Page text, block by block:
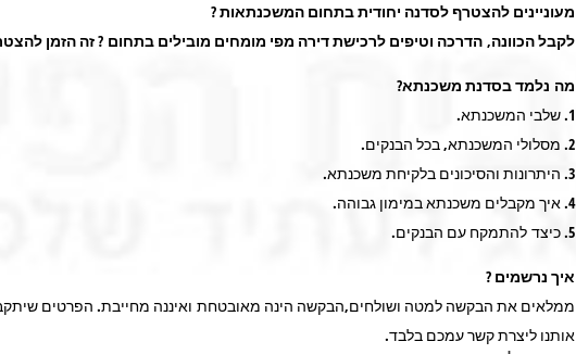
מעוניינים להצטרף לסדנה יחודית בתחום המשכנתאות ?
לקבל הכוונה, הדרכה וטיפים לרכישת דירה מפי מומחים מובילים בתחום ? זה הזמן
מה נלמד בסדנת משכנתא?
1. שלבי המשכנתא.
2. מסלולי המשכנתא, בכל הבנקים.
3. היתרונות והסיכונים בלקיחת משכנתא.
4. איך מקבלים משכנתא במימון גבוהה.
5. כיצד להתמקח עם הבנקים.
איך נרשמים ?
ממלאים את הבקשה למטה ושולחים,הבקשה הינה מאובטחת ואיננה מחייבת. הפרטים
אותנו ליצרת קשר עמכם בלבד.